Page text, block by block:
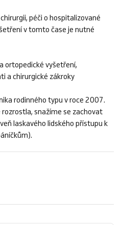
péči o hospitalizované
v tomto čase je nutné
ortopedické vyšetření,
a chirurgické zákroky
rodinného typu v roce 2007.
snažíme se zachovat
laskavého lidského přístupu k